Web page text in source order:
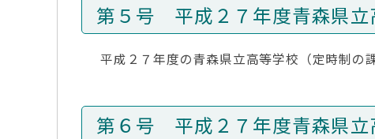
第５号 平成２７年度青森県立
平成２７年度の青森県立高等学校（定時制の
第６号 平成２７年度青森県立